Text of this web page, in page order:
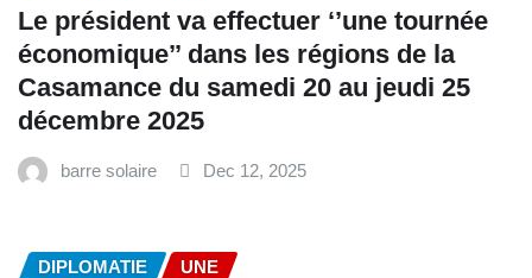
Le président va effectuer ‘’une tournée
économique’’ dans les régions de la
Casamance du samedi 20 au jeudi 25
décembre 2025
barre solaire Dec 12, 2025
DIPLOMATIE UNE